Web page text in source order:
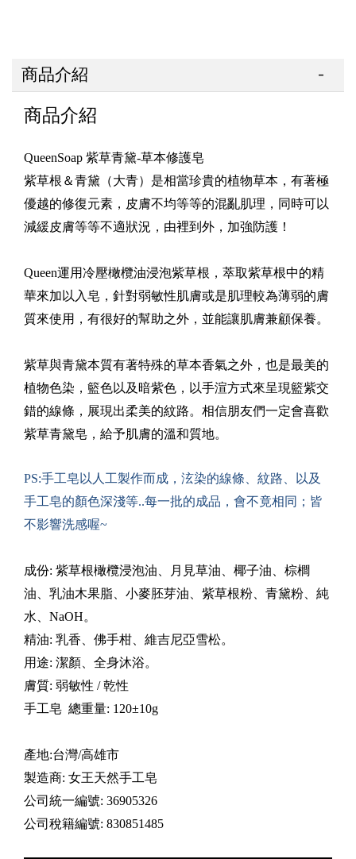
商品介紹
商品介紹
QueenSoap 紫草青黛-草本修護皂
紫草根＆青黛（大青）是相當珍貴的植物草本，有著極
優越的修復元素，皮膚不均等等的混亂肌理，同時可以
減緩皮膚等等不適狀況，由裡到外，加強防護！
Queen運用冷壓橄欖油浸泡紫草根，萃取紫草根中的精
華來加以入皂，針對弱敏性肌膚或是肌理較為薄弱的膚
質來使用，有很好的幫助之外，並能讓肌膚兼顧保養。
紫草與青黛本質有著特殊的草本香氣之外，也是最美的
植物色染，籃色以及暗紫色，以手渲方式來呈現籃紫交
錯的線條，展現出柔美的紋路。相信朋友們一定會喜歡
紫草青黛皂，給予肌膚的溫和質地。
PS:手工皂以人工製作而成，泫染的線條、紋路、以及
手工皂的顏色深淺等..每一批的成品，會不竟相同；皆
不影響洗感喔~
成份: 紫草根橄欖浸泡油、月見草油、椰子油、棕櫚
油、乳油木果脂、小麥胚芽油、紫草根粉、青黛粉、 純
水、NaOH。
精油: 乳香、佛手柑、維吉尼亞雪松。
用途: 潔顏、全身沐浴。
膚質: 弱敏性 / 乾性
手工皂 總重量: 120±10g
產地:台灣/高雄市
製造商: 女王天然手工皂
公司統一編號: 36905326
公司稅籍編號: 830851485